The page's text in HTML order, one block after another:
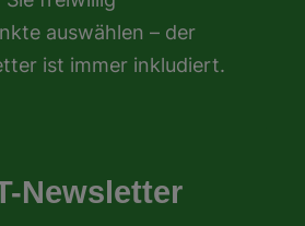
auswählen – der
ist immer inkludiert.